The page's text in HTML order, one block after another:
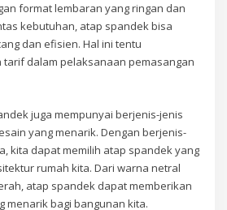
format lembaran yang ringan dan
kebutuhan, atap spandek bisa
dan efisien. Hal ini tentu
tarif dalam pelaksanaan pemasangan
juga mempunyai berjenis-jenis
yang menarik. Dengan berjenis-
kita dapat memilih atap spandek yang
rumah kita. Dari warna netral
atap spandek dapat memberikan
menarik bagi bangunan kita.